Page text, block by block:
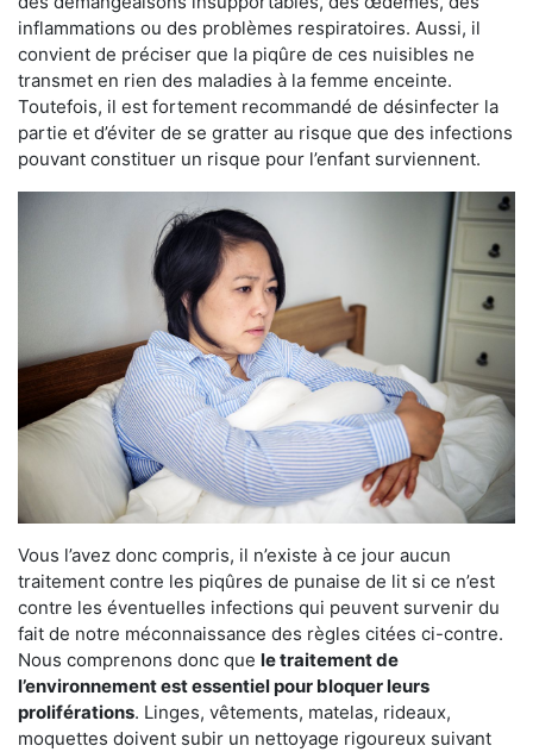
inflammations ou des problèmes respiratoires. Aussi, il
convient de préciser que la piqûre de ces nuisibles ne
transmet en rien des maladies à la femme enceinte.
Toutefois, il est fortement recommandé de désinfecter la
partie et d’éviter de se gratter au risque que des infections
pouvant constituer un risque pour l’enfant surviennent.
Vous l’avez donc compris, il n’existe à ce jour aucun
traitement contre les piqûres de punaise de lit si ce n’est
contre les éventuelles infections qui peuvent survenir du
fait de notre méconnaissance des règles citées ci-contre.
Nous comprenons donc que le traitement de
l’environnement est essentiel pour bloquer leurs
proliférations. Linges, vêtements, matelas, rideaux,
moquettes doivent subir un nettoyage rigoureux suivant